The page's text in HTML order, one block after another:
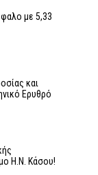
με 5,33
και
Ερυθρό
Η.Ν. Κάσου!